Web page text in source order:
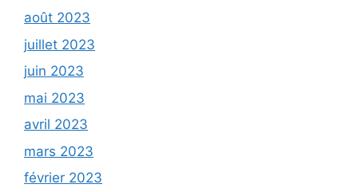
août 2023
juillet 2023
juin 2023
mai 2023
avril 2023
mars 2023
février 2023